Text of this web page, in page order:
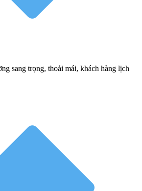
sang trọng, thoải mái, khách hàng lịch